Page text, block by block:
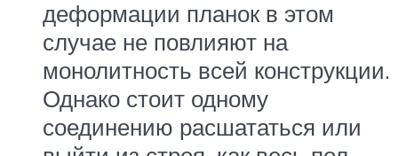
деформации планок в этом
случае не повлияют на
монолитность всей конструкции.
Однако стоит одному
соединению расшататься или